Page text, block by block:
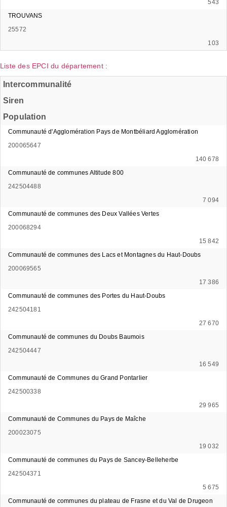
543
TROUVANS
25572
103
Liste des EPCI du département :
Intercommunalité
Siren
Population
Communauté d'Agglomération Pays de Montbéliard Agglomération
200065647
140 678
Communauté de communes Altitude 800
242504488
7 094
Communauté de communes des Deux Vallées Vertes
200068294
15 842
Communauté de communes des Lacs et Montagnes du Haut-Doubs
200069565
17 386
Communauté de communes des Portes du Haut-Doubs
242504181
27 670
Communauté de communes du Doubs Baumois
242504447
16 549
Communauté de Communes du Grand Pontarlier
242500338
29 965
Communauté de Communes du Pays de Maîche
200023075
19 032
Communauté de communes du Pays de Sancey-Belleherbe
242504371
5 675
Communauté de communes du plateau de Frasne et du Val de Drugeon